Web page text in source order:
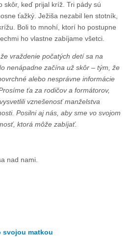
skôr, keď prijal kríž. Tri pády sú
ťažký. Ježiša nezabil len stotník,
Boli to mnohí, ktorí ho postupne
ho vlastne zabíjame všetci.
vraždenie počatých detí sa na
nenápadne začína už skôr – tým, že
alebo nesprávne informácie
ťa za rodičov a formátorov,
vznešenosť manželstva
Posilni aj nás, aby sme vo svojom
ktorá môže zabíjať.
nad nami.
svojou matkou